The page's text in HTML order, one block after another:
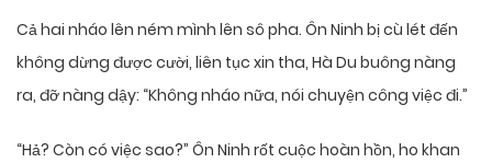
Cả hai nháo lên ném mình lên sô pha. Ôn Ninh bị cù lét đến
không dừng được cười, liên tục xin tha, Hà Du buông nàng
ra, đỡ nàng dậy: “Không nháo nữa, nói chuyện công việc đi.”
“Hả? Còn có việc sao?” Ôn Ninh rốt cuộc hoàn hồn, ho khan